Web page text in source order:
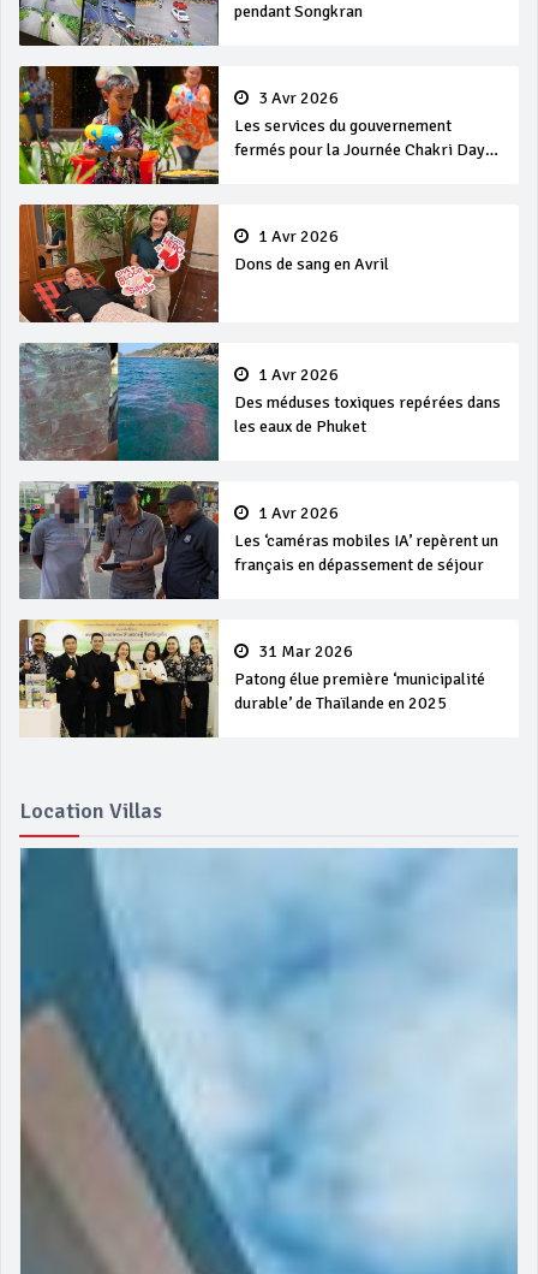
pendant Songkran
3 Avr 2026
Les services du gouvernement
fermés pour la Journée Chakri Day
1 Avr 2026
Dons de sang en Avril
1 Avr 2026
Des méduses toxiques repérées dans
les eaux de Phuket
1 Avr 2026
Les ‘caméras mobiles IA’ repèrent un
français en dépassement de séjour
31 Mar 2026
Patong élue première ‘municipalité
durable’ de Thaïlande en 2025
Location Villas